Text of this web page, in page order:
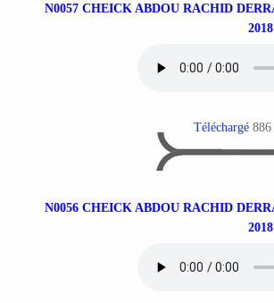
N0057 CHEICK ABDOU RACHID
2018
Téléchargé
N0056 CHEICK ABDOU RACHID
2018